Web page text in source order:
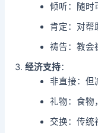
倾听：随时
肯定：对帮
祷告：教会
经济支持：
非直接：但
礼物：食物
交换：传统